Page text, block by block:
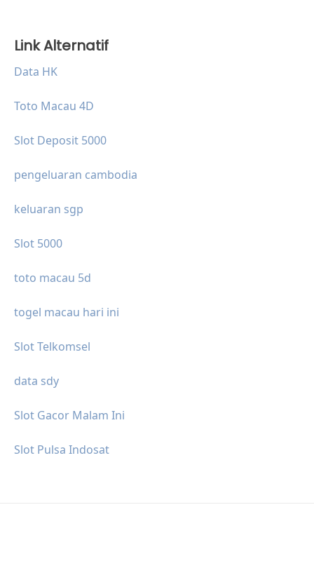
Link Alternatif
Data HK
Toto Macau 4D
Slot Deposit 5000
pengeluaran cambodia
keluaran sgp
Slot 5000
toto macau 5d
togel macau hari ini
Slot Telkomsel
data sdy
Slot Gacor Malam Ini
Slot Pulsa Indosat